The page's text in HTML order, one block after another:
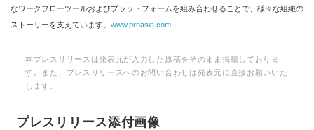
なワークフローツールおよびプラットフォームを組み合わせることで、様々な組織の
ストーリーを支えています。 www.prnasia.com
本プレスリリースは発表元が入力した原稿をそのまま掲載しておりま
す。また、プレスリリースへのお問い合わせは発表元に直接お願いいた
します。
プレスリリース添付画像